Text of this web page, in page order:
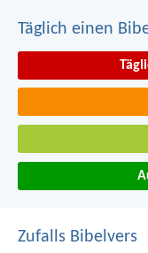
Täglich einen
Zufalls Bibelvers